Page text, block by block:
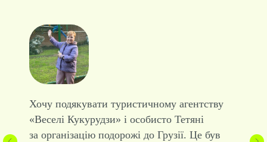
Найкраще туристичне бюро! Їздили з ними
в Одесу, було просто неймовірно!
Катакомби, кіностудія, дельфінарій,